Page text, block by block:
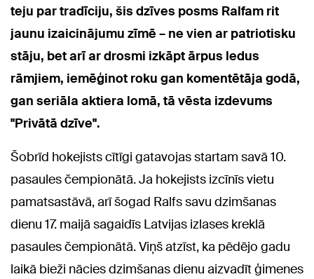
teju par tradīciju, šis dzīves posms Ralfam rit
jaunu izaicinājumu zīmē – ne vien ar patriotisku
stāju, bet arī ar drosmi izkāpt ārpus ledus
rāmjiem, iemēģinot roku gan komentētāja godā,
gan seriāla aktiera lomā, tā vēsta izdevums
"Privātā dzīve".
Šobrīd hokejists cītīgi gatavojas startam savā 10.
pasaules čempionātā. Ja hokejists izcīnīs vietu
pamatsastāvā, arī šogad Ralfs savu dzimšanas
dienu 17. maijā sagaidīs Latvijas izlases kreklā
pasaules čempionātā. Viņš atzīst, ka pēdējo gadu
laikā bieži nācies dzimšanas dienu aizvadīt ģimenes